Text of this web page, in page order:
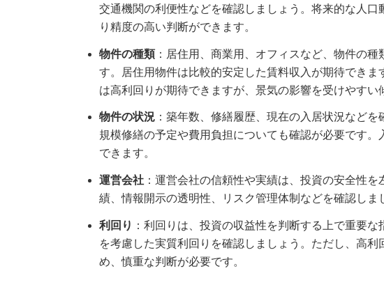
交通機関の利便性などを確認しましょう。将来的な人
り精度の高い判断ができます。
物件の種類：居住用、商業用、オフィスなど、物件の種
す。居住用物件は比較的安定した賃料収入が期待でき
は高利回りが期待できますが、景気の影響を受けやすい
物件の状況 ：築年数、修繕履歴、現在の入居状況など
規模修繕の予定や費用負担についても確認が必要です
できます。
運営会社 ：運営会社の信頼性や実績は、投資の安全性
績、情報開示の透明性、リスク管理体制などを確認しま
利回り ：利回りは、投資の収益性を判断する上で重要
を考慮した実質利回りを確認しましょう。ただし、高
め、慎重な判断が必要です。